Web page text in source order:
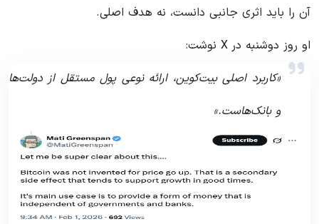
آن را باید اثری جانبی دانست، نه هدف اصلی.
او روز دوشنبه در X نوشت:
«کاربرد اصلی بیت‌کوین، ارائه نوعی پول مستقل از دولت‌ها
و بانک‌هاست.»